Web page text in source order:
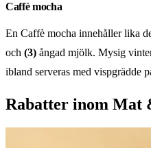
Caffè mocha
En Caffè mocha innehåller lika
och (3) ångad mjölk. Mysig
ibland serveras med vispgrädde
Rabatter inom Mat